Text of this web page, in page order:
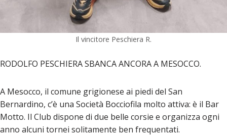
Il vincitore Peschiera R.
RODOLFO PESCHIERA SBANCA ANCORA A MESOCCO.
A Mesocco, il comune grigionese ai piedi del San
Bernardino, c’è una Società Bocciofila molto attiva: è il Bar
Motto. Il Club dispone di due belle corsie e organizza ogni
anno alcuni tornei solitamente ben frequentati.